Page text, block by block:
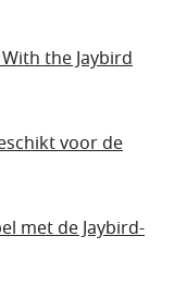
the Jaybird
voor de
met de Jaybird-